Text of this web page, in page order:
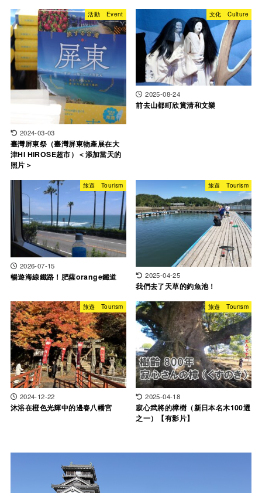
活動 Event
2024-03-03
臺灣屏東祭（臺灣屏東物產展在大
津HI HIROSE超市）＜添加當天的
照片＞
文化 Culture
2025-08-24
前去山都町欣賞清和文樂
旅遊 Tourism
2026-07-15
暢遊海線鐵路！肥薩orange鐵道
旅遊 Tourism
2025-04-25
我們去了天草的釣魚池！
旅遊 Tourism
2024-12-22
沐浴在橙色光輝中的邊春八幡宮
旅遊 Tourism
2025-04-18
寂心武將的樟樹（新日本名木100選
之一）【有影片】